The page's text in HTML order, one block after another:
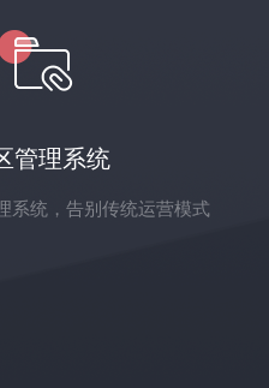
管理系统
系统，告别传统运营模式